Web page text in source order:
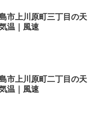
市上川原町三丁目の天
温｜風速
市上川原町二丁目の天
温｜風速